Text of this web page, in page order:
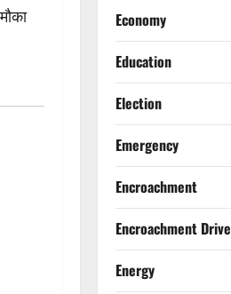
Economy
Education
Election
Emergency
Encroachment
Encroachment Drive
Energy